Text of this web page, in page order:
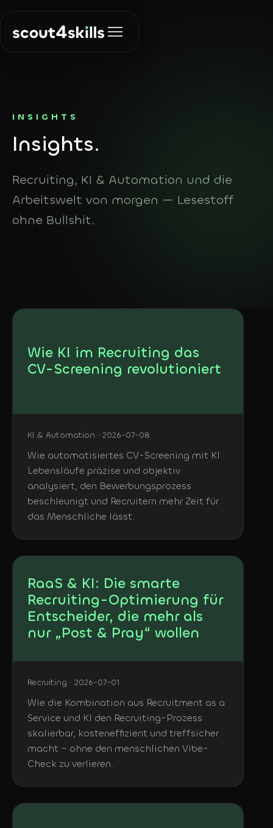
Recruiting
Die richtigen
KI & Automation
automatisieren
Über uns
Insights
English
INSIGHTS
Insights.
Recruiting, KI & Automation und die
Arbeitswelt von morgen — Lesestoff
ohne Bullshit.
Wie KI im Recruiting das
CV-Screening revolutioniert
KI & Automation · 2026-07-08
Wie automatisiertes CV-Screening mit KI
Lebensläufe präzise und objektiv
analysiert, den Bewerbungsprozess
beschleunigt und Recruitern mehr Zeit für
das Menschliche lässt.
RaaS & KI: Die smarte
Recruiting-Optimierung für
Entscheider, die mehr als
nur „Post & Pray“ wollen
Recruiting · 2026-07-01
Wie die Kombination aus Recruitment as a
Service und KI den Recruiting-Prozess
skalierbar, kosteneffizient und treffsicher
macht – ohne den menschlichen Vibe-
Check zu verlieren.